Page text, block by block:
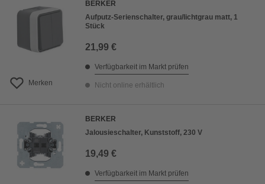
Merken
BERKER
Aufputz-Serienschalter, grau/lichtgrau matt, 1
Stück
21,99 €
Verfügbarkeit im Markt prüfen
Nicht online erhältlich
BERKER
Jalousieschalter, Kunststoff, 230 V
19,49 €
Verfügbarkeit im Markt prüfen